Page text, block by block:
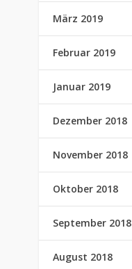
März 2019
Februar 2019
Januar 2019
Dezember 2018
November 2018
Oktober 2018
September 2018
August 2018